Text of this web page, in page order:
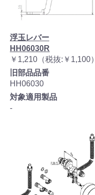
浮玉レバー
HH06030R
￥1,210（税抜:￥1,100）
旧部品品番
HH06030
対象適用製品
-